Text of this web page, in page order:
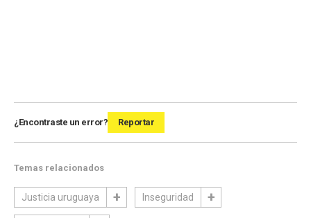
¿Encontraste un error? Reportar
Temas relacionados
Justicia uruguaya Inseguridad